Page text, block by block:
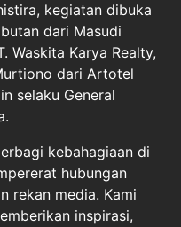
kegiatan dibuka
dari Masudi
Waskita Karya Realty,
dari Artotel
selaku General
kebahagiaan di
hubungan
rekan media. Kami
inspirasi,